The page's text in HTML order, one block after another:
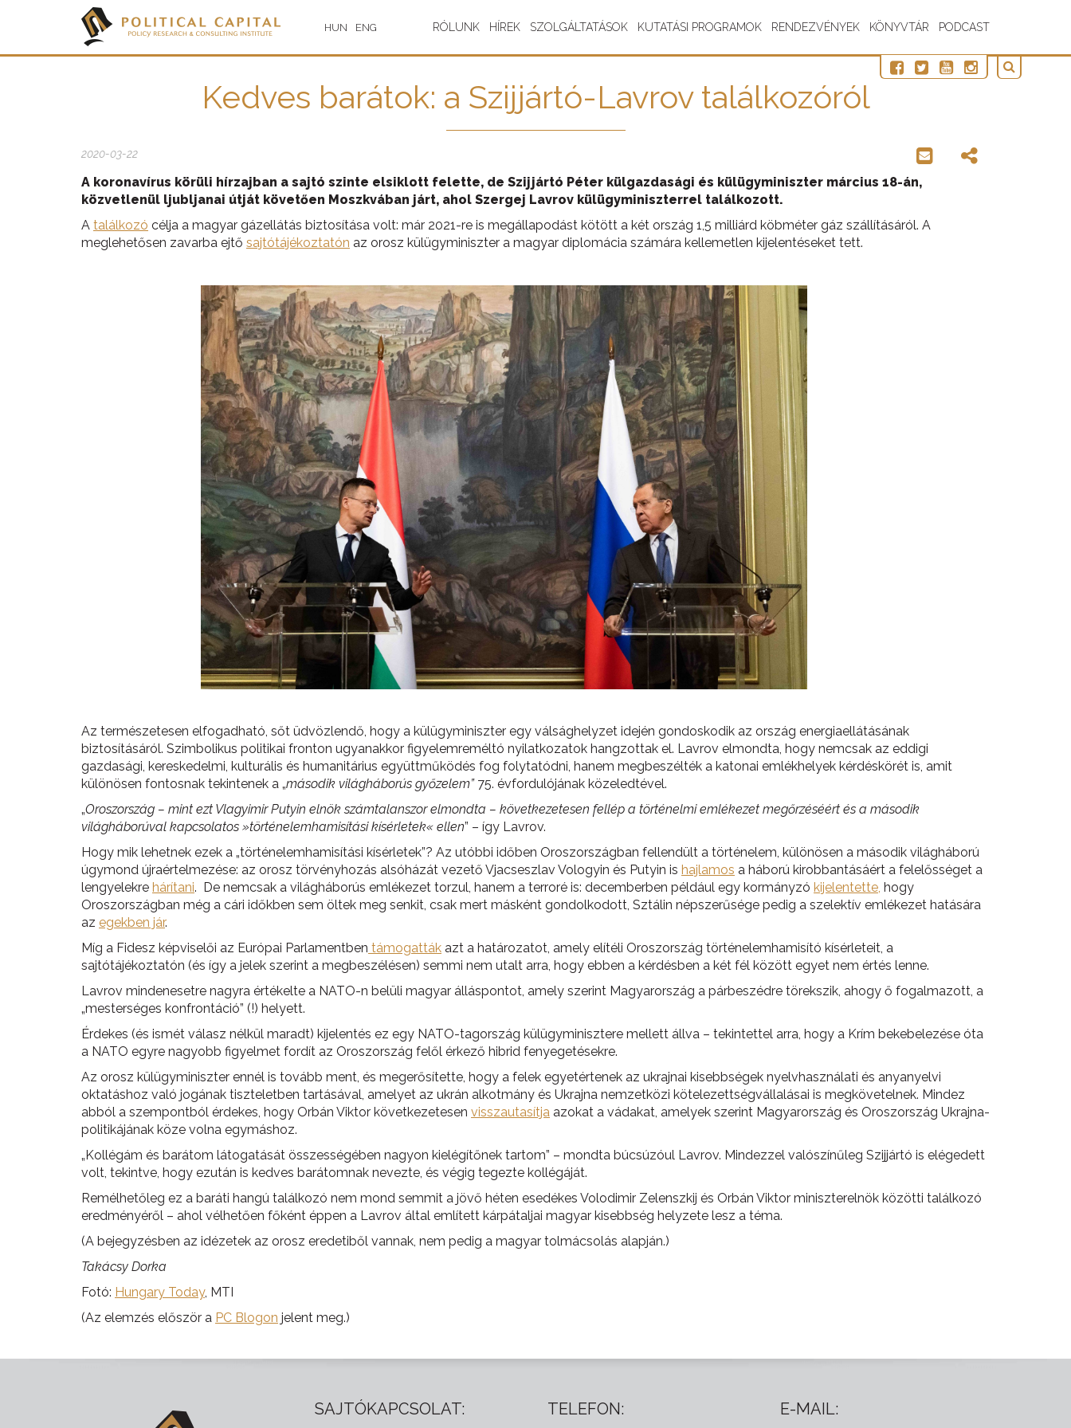
HUN ENG RÓLUNK HÍREK SZOLGÁLTATÁSOK KUTATÁSI PROGRAMOK RENDEZVÉNYEK KÖNYVTÁR PODCAST
Kedves barátok: a Szijjártó-Lavrov találkozóról
2020-03-22
A koronavírus körüli hírzajban a sajtó szinte elsiklott felette, de Szijjártó Péter külgazdasági és külügyminiszter március 18-án,
közvetlenül ljubljanai útját követően Moszkvában járt, ahol Szergej Lavrov külügyminiszterrel találkozott.
A találkozó célja a magyar gázellátás biztosítása volt: már 2021-re is megállapodást kötött a két ország 1,5 milliárd köbméter gáz szállításáról. A
meglehetősen zavarba ejtő sajtótájékoztatón az orosz külügyminiszter a magyar diplomácia számára kellemetlen kijelentéseket tett.
Az természetesen elfogadható, sőt üdvözlendő, hogy a külügyminiszter egy válsághelyzet idején gondoskodik az ország energiaellátásának
biztosításáról. Szimbolikus politikai fronton ugyanakkor figyelemreméltó nyilatkozatok hangzottak el. Lavrov elmondta, hogy nemcsak az eddigi
gazdasági, kereskedelmi, kulturális és humanitárius együttműködés fog folytatódni, hanem megbeszélték a katonai emlékhelyek kérdéskörét is, amit
különösen fontosnak tekintenek a „második világháborús győzelem”75. évfordulójának közeledtével.
„Oroszország – mint ezt Vlagyimir Putyin elnök számtalanszor elmondta – következetesen fellép a történelmi emlékezet megőrzéséért és a második
világháborúval kapcsolatos »történelemhamisítási kísérletek« ellen” – így Lavrov.
Hogy mik lehetnek ezek a „történelemhamisítási kísérletek”? Az utóbbi időben Oroszországban fellendült a történelem, különösen a második világháború
úgymond újraértelmezése: az orosz törvényhozás alsóházát vezető Vjacseszlav Vologyin és Putyin is hajlamos a háború kirobbantásáért a felelősséget a
lengyelekre hárítani. De nemcsak a világháborús emlékezet torzul, hanem a terroré is: decemberben például egy kormányzó kijelentette, hogy
Oroszországban még a cári időkben sem öltek meg senkit, csak mert másként gondolkodott, Sztálin népszerűsége pedig a szelektív emlékezet hatására
az egekben jár.
Míg a Fidesz képviselői az Európai Parlamentben támogatták azt a határozatot, amely elítéli Oroszország történelemhamisító kísérleteit, a
sajtótájékoztatón (és így a jelek szerint a megbeszélésen) semmi nem utalt arra, hogy ebben a kérdésben a két fél között egyet nem értés lenne.
Lavrov mindenesetre nagyra értékelte a NATO-n belüli magyar álláspontot, amely szerint Magyarország a párbeszédre törekszik, ahogy ő fogalmazott, a
„mesterséges konfrontáció” (!) helyett.
Érdekes (és ismét válasz nélkül maradt) kijelentés ez egy NATO-tagország külügyminisztere mellett állva – tekintettel arra, hogy a Krím bekebelezése óta
a NATO egyre nagyobb figyelmet fordít az Oroszország felől érkező hibrid fenyegetésekre.
Az orosz külügyminiszter ennél is tovább ment, és megerősítette, hogy a felek egyetértenek az ukrajnai kisebbségek nyelvhasználati és anyanyelvi
oktatáshoz való jogának tiszteletben tartásával, amelyet az ukrán alkotmány és Ukrajna nemzetközi kötelezettségvállalásai is megkövetelnek. Mindez
abból a szempontból érdekes, hogy Orbán Viktor következetesen visszautasítja azokat a vádakat, amelyek szerint Magyarország és Oroszország Ukrajna-
politikájának köze volna egymáshoz.
„Kollégám és barátom látogatását összességében nagyon kielégítőnek tartom” – mondta búcsúzóul Lavrov. Mindezzel valószínűleg Szijjártó is elégedett
volt, tekintve, hogy ezután is kedves barátomnak nevezte, és végig tegezte kollégáját.
Remélhetőleg ez a baráti hangú találkozó nem mond semmit a jövő héten esedékes Volodimir Zelenszkij és Orbán Viktor miniszterelnök közötti találkozó
eredményéről – ahol vélhetően főként éppen a Lavrov által említett kárpátaljai magyar kisebbség helyzete lesz a téma.
(A bejegyzésben az idézetek az orosz eredetiből vannak, nem pedig a magyar tolmácsolás alapján.)
Takácsy Dorka
Fotó: Hungary Today, MTI
(Az elemzés először a PC Blogon jelent meg.)
SAJTÓKAPCSOLAT: TELEFON: E-MAIL: